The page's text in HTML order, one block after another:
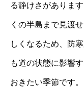
る静けさがありま
くの半島まで見渡
しくなるため、防
も道の状態に影響
おきたい季節です。